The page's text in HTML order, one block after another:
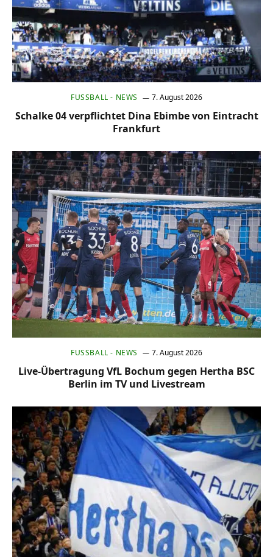
FUSSBALL - NEWS 7. August 2026
Schalke 04 verpflichtet Dina Ebimbe von Eintracht
Frankfurt
FUSSBALL - NEWS 7. August 2026
Live-Übertragung VfL Bochum gegen Hertha BSC
Berlin im TV und Livestream